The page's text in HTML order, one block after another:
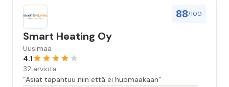
88/100
Smart Heating Oy
Uusimaa
4.1
32 arviota
“Asiat tapahtuu niin että ei huomaakaan”